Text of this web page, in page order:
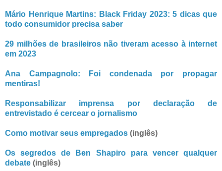
Mário Henrique Martins: Black Friday 2023: 5 dicas que
todo consumidor precisa saber
29 milhões de brasileiros não tiveram acesso à internet
em 2023
Ana Campagnolo: Foi condenada por propagar
mentiras!
Responsabilizar imprensa por declaração de
entrevistado é cercear o jornalismo
Como motivar seus empregados (inglês)
Os segredos de Ben Shapiro para vencer qualquer
debate (inglês)